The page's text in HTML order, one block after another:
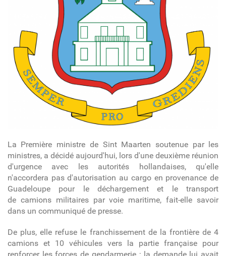
La Première ministre de Sint Maarten soutenue par les
ministres, a décidé aujourd'hui, lors d'une deuxième réunion
d'urgence avec les autorités hollandaises, qu'elle
n'accordera pas d'autorisation au cargo en provenance de
Guadeloupe pour le déchargement et le transport
de camions militaires par voie maritime, fait-elle savoir
dans un communiqué de presse.
De plus, elle refuse le franchissement de la frontière de 4
camions et 10 véhicules vers la partie française pour